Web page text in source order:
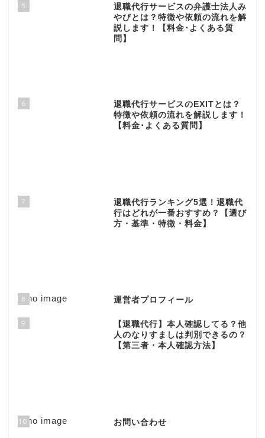
5
退職代行サービスの弁護士法人み
やびとは？特徴や依頼の流れを解
説します！【料金･よくある質
問】
6
退職代行サービスのEXITとは？
特徴や依頼の流れを解説します！
【料金･よくある質問】
7
退職代行ランキング5選！退職代
行はどれが一番おすすめ？【選び
方・基準・特徴・料金】
8 運営者プロフィール
9
【退職代行】本人確認してる？他
人のなりすましは判別できるの？
【第三者・本人確認方法】
10 お問い合わせ